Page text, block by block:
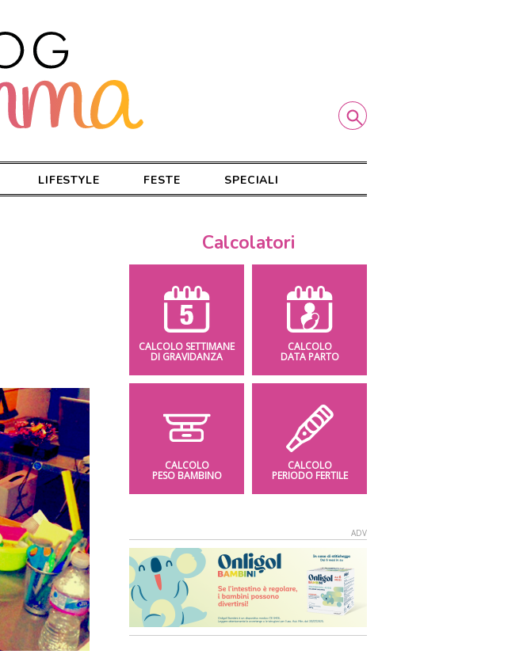
LIFESTYLE FESTE SPECIALI
Calcolatori
CALCOLO SETTIMANE
DI GRAVIDANZA
CALCOLO
DATA PARTO
CALCOLO
PESO BAMBINO
CALCOLO
PERIODO FERTILE